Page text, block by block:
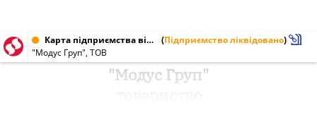
Карта підприємства від 27.01.2001 № 30928534 (Підприємство ліквідовано)
"Модус Груп", ТОВ
"Модус Груп"